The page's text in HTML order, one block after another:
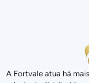
A Fortvale atua há